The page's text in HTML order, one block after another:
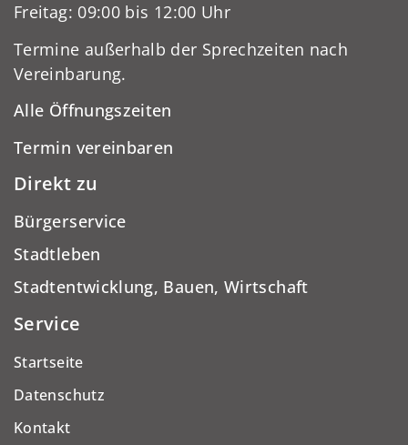
Freitag: 09:00 bis 12:00 Uhr
Termine außerhalb der Sprechzeiten nach
Vereinbarung.
Alle Öffnungszeiten
Termin vereinbaren
Direkt zu
Bürgerservice
Stadtleben
Stadtentwicklung, Bauen, Wirtschaft
Service
Startseite
Datenschutz
Kontakt